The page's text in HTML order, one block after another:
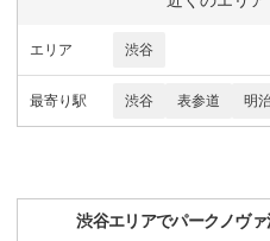
エリア 渋谷
最寄り駅 渋谷 表参道 明
渋谷エリアでパークノヴ